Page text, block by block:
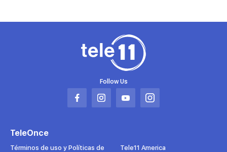
Follow Us
Abrir
pestaña
Abrir
pestaña
Abrir
pestaña
Abrir
pestaña
TeleOnce
Términos de uso y Políticas de Tele11 America